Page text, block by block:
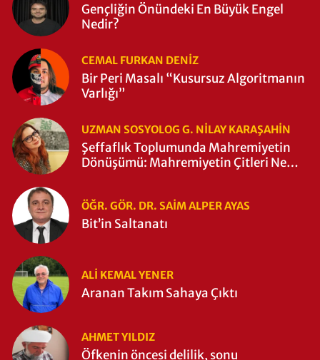
Gençliğin Önündeki En Büyük Engel
Nedir?
CEMAL FURKAN DENİZ
Bir Peri Masalı “Kusursuz Algoritmanın
Varlığı”
UZMAN SOSYOLOG G. NILAY KARAŞAHİN
Şeffaflık Toplumunda Mahremiyetin
Dönüşümü: Mahremiyetin Çitleri Ne
ÖĞR. GÖR. DR. SAIM ALPER AYAS
Bit’in Saltanatı
ALI KEMAL YENER
Aranan Takım Sahaya Çıktı
AHMET YILDIZ
Öfkenin öncesi delilik, sonu